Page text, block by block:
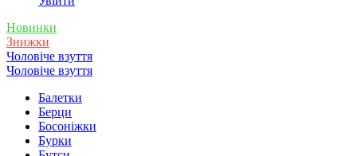
Новинки
Знижки
Чоловіче взуття
Чоловіче взуття
Балетки
Берци
Босоніжки
Бурки